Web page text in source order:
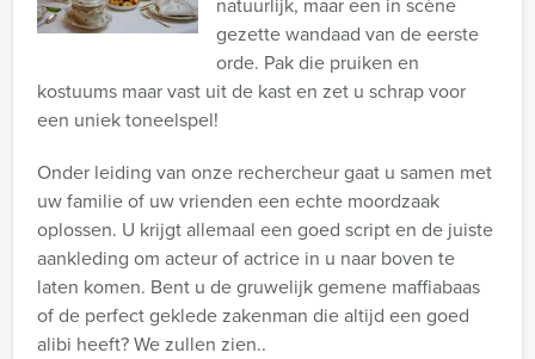
gezette wandaad van de eerste
orde. Pak die pruiken en
kostuums maar vast uit de kast en zet u schrap voor
een uniek toneelspel!
Onder leiding van onze rechercheur gaat u samen met
uw familie of uw vrienden een echte moordzaak
oplossen. U krijgt allemaal een goed script en de juiste
aankleding om acteur of actrice in u naar boven te
laten komen. Bent u de gruwelijk gemene maffiabaas
of de perfect geklede zakenman die altijd een goed
alibi heeft? We zullen zien..